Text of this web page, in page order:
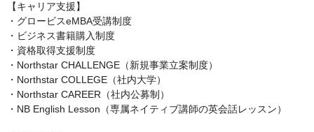
【キャリア支援】
・グロービスeMBA受講制度
・ビジネス書籍購入制度
・資格取得支援制度
・Northstar CHALLENGE（新規事業立案制度）
・Northstar COLLEGE（社内大学）
・Northstar CAREER（社内公募制）
・NB English Lesson（専属ネイティブ講師の英会話レッスン）